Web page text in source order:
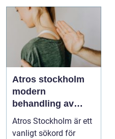
Atros stockholm
modern
behandling av
ledbesvär i
huvudstaden
Atros Stockholm är ett
vanligt sökord för